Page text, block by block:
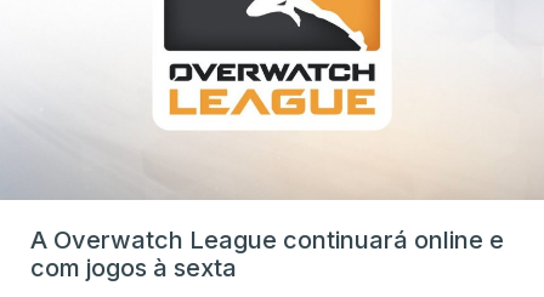
A Overwatch League continuará online e
com jogos à sexta